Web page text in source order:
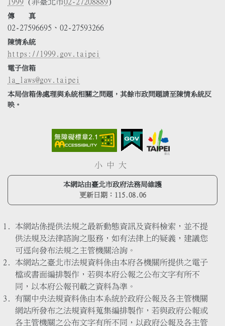
傳 真
02-27596695、02-27593266
陳情系統
https://1999.gov.taipei
電子信箱
la_laws@gov.taipei
本局信箱係處理與系統相關之問題，其餘市政問題請至陳情系統反
映。
小 中 大
本網站由臺北市政府法務局維護
更新日期： 115.08.06
本網站係提供法規之最新動態資訊及資料檢索，並不提
供法規及法律諮詢之服務，如有法律上的疑義，建議您
可逕向發布法規之主管機關洽詢。
本網站之臺北市法規資料係由本府各機關所提供之電子
檔或書面編排製作，若與本府公報之公布文字有所不
同，以本府公報刊載之資料為準。
有關中央法規資料係由本系統於政府公報及各主管機關
網站所發布之法規資料蒐集編排製作，若與政府公報或
各主管機關之公布文字有所不同，以政府公報及各主管